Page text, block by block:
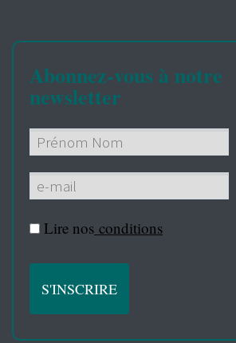
Abonnez-vous à notre
newsletter
Lire nos conditions